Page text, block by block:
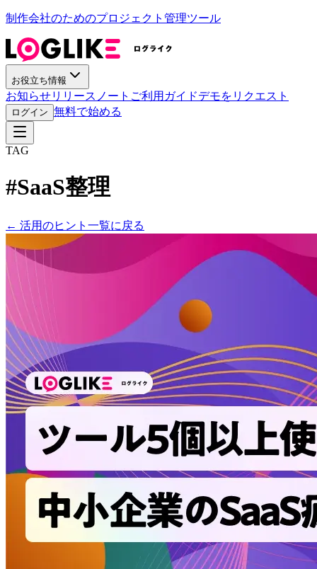
制作会社のためのプロジェクト管理ツール
お役立ち情報
お知らせリリースノート ご利用ガイドデモをリクエスト
ログイン 無料で始める
TAG
#SaaS整理
← 活用のヒント一覧に戻る